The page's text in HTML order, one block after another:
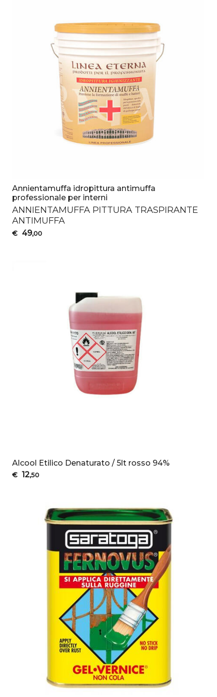
Annientamuffa idropittura antimuffa
professionale per interni
ANNIENTAMUFFA PITTURA TRASPIRANTE
ANTIMUFFA
€ 49,00
Alcool Etilico Denaturato / 5lt rosso 94%
€ 12,50